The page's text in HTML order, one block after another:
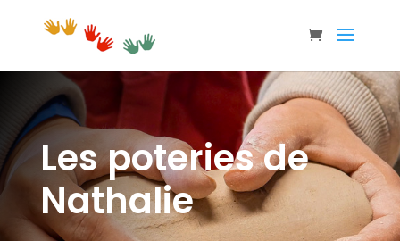
Les poteries de
Nathalie